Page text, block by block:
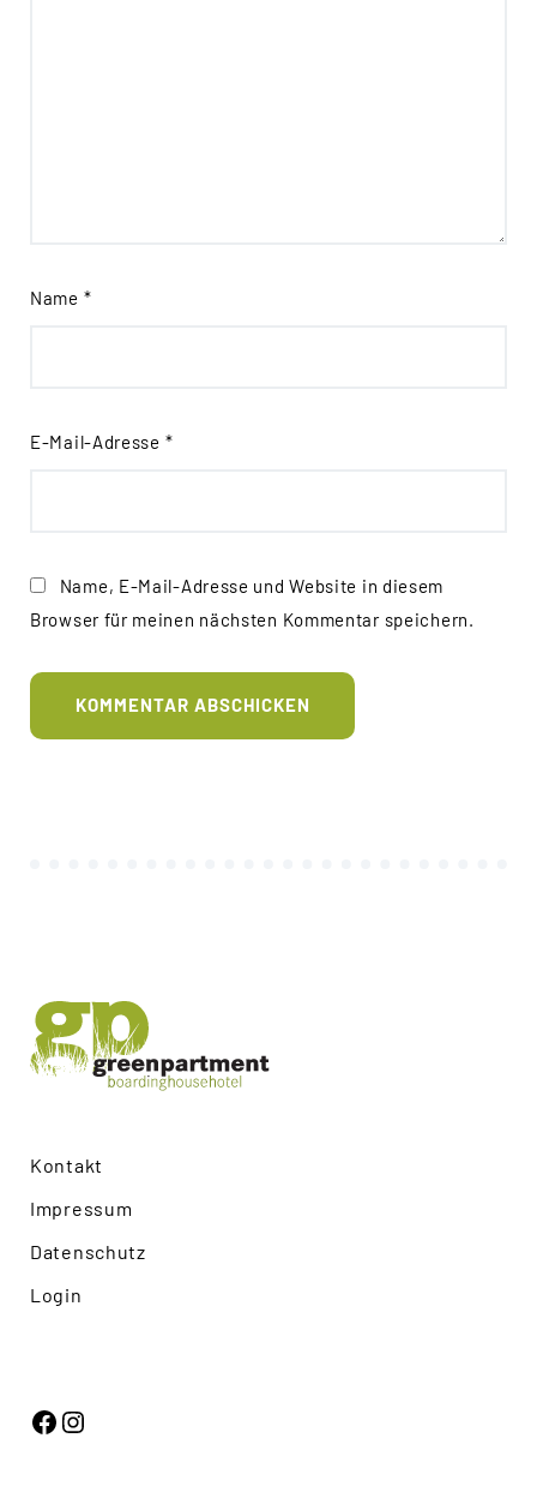
Name *
E-Mail-Adresse *
Name, E-Mail-Adresse und Website in diesem
Browser für meinen nächsten Kommentar speichern.
Kontakt
Impressum
Datenschutz
Login
Facebook
Instagram